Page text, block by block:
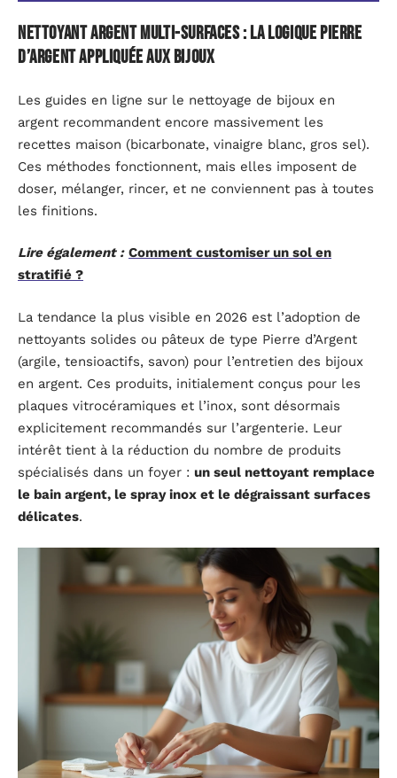
Nettoyant argent multi-surfaces : la logique Pierre
d’Argent appliquée aux bijoux
Les guides en ligne sur le nettoyage de bijoux en
argent recommandent encore massivement les
recettes maison (bicarbonate, vinaigre blanc, gros sel).
Ces méthodes fonctionnent, mais elles imposent de
doser, mélanger, rincer, et ne conviennent pas à toutes
les finitions.
Lire également : Comment customiser un sol en
stratifié ?
La tendance la plus visible en 2026 est l’adoption de
nettoyants solides ou pâteux de type Pierre d’Argent
(argile, tensioactifs, savon) pour l’entretien des bijoux
en argent. Ces produits, initialement conçus pour les
plaques vitrocéramiques et l’inox, sont désormais
explicitement recommandés sur l’argenterie. Leur
intérêt tient à la réduction du nombre de produits
spécialisés dans un foyer : un seul nettoyant remplace
le bain argent, le spray inox et le dégraissant surfaces
délicates.